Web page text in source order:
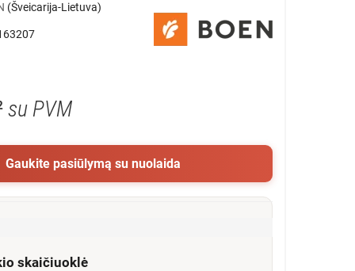
(Šveicarija-Lietuva)
su PVM
Gaukite pasiūlymą su nuolaida
skaičiuoklė